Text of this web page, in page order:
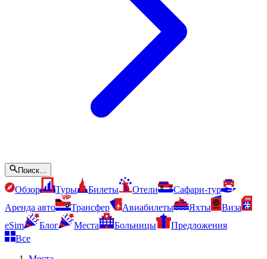
Поиск...
Обзор Туры Билеты Отели
Сафари-тур
Аренда авто
Трансфер Авиабилеты Яхты
Виза
eSim
Блог Места Больницы
Предложения
Все